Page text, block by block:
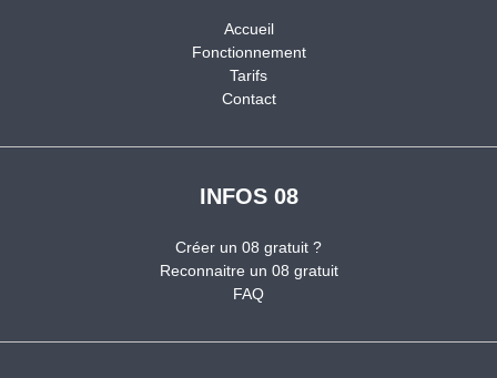
Accueil
Fonctionnement
Tarifs
Contact
INFOS 08
Créer un 08 gratuit ?
Reconnaitre un 08 gratuit
FAQ